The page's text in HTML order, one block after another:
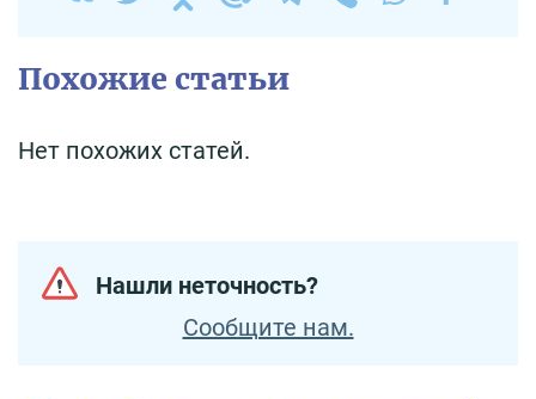
Похожие статьи
Нет похожих статей.
Нашли неточность?
Сообщите нам.